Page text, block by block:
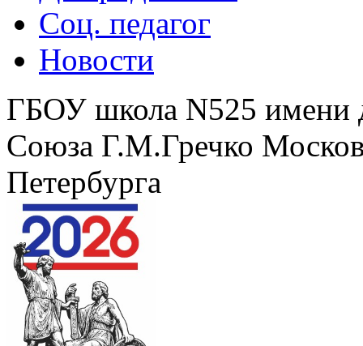
Соц. педагог
Новости
ГБОУ школа N525 имени
Союза Г.М.Гречко
Петербурга